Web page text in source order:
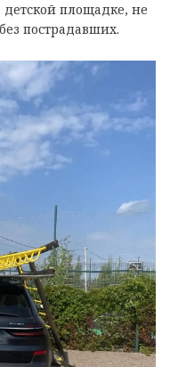
детской площадке, не
пострадавших.